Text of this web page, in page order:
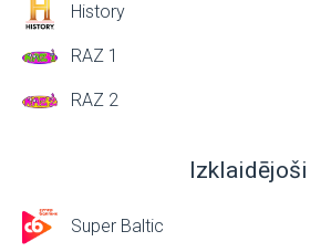
History
RAZ 1
RAZ 2
Izklaidējoši
Super Baltic